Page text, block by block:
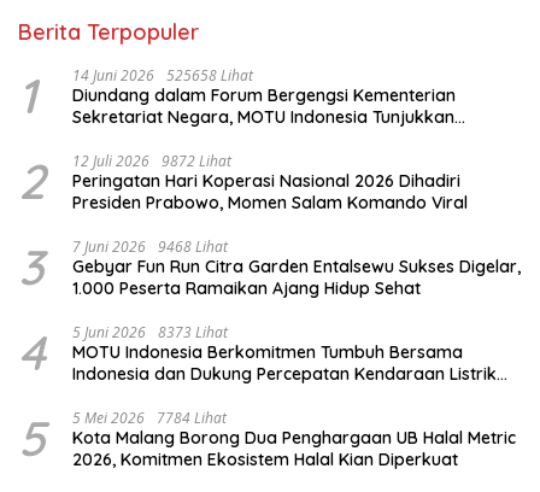
Berita Terpopuler
1 14 Juni 2026 525658 Lihat
Diundang dalam Forum Bergengsi Kementerian
Sekretariat Negara, MOTU Indonesia Tunjukkan
2 12 Juli 2026 9872 Lihat
Peringatan Hari Koperasi Nasional 2026 Dihadiri
Presiden Prabowo, Momen Salam Komando Viral
3 7 Juni 2026 9468 Lihat
Gebyar Fun Run Citra Garden Entalsewu Sukses Digelar,
1.000 Peserta Ramaikan Ajang Hidup Sehat
4 5 Juni 2026 8373 Lihat
MOTU Indonesia Berkomitmen Tumbuh Bersama
Indonesia dan Dukung Percepatan Kendaraan Listrik
5 5 Mei 2026 7784 Lihat
Kota Malang Borong Dua Penghargaan UB Halal Metric
2026, Komitmen Ekosistem Halal Kian Diperkuat